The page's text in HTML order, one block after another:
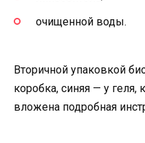
очищенной воды.
Вторичной упаковкой
коробка, синяя — у геля,
вложена подробная